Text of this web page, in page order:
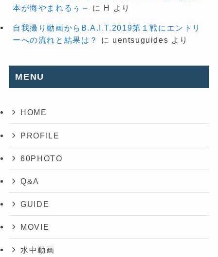
本が悔やまれるぅ～
に H より
自我撮り動画からB.A.I.T.2019第１戦にエントリ
ーへの流れと結果は？
に uentsuguides より
MENU
HOME
PROFILE
60PHOTO
Q&A
GUIDE
MOVIE
水中動画